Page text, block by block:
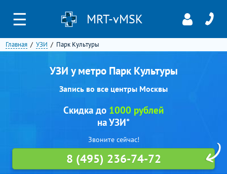
☰ MRT-vMSK
Главная УЗИ Парк Культуры
УЗИ у метро Парк Культуры
Запись во все центры Москвы
Скидка до 1000 рублей
на УЗИ*
Звоните сейчас!
8 (495) 236-74-72